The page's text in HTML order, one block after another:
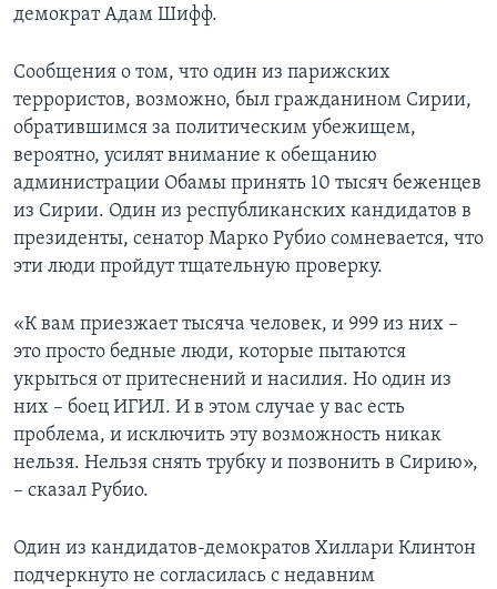
демократ Адам Шифф.
Сообщения о том, что один из парижских
террористов, возможно, был гражданином Сирии,
обратившимся за политическим убежищем,
вероятно, усилят внимание к обещанию
администрации Обамы принять 10 тысяч беженцев
из Сирии. Один из республиканских кандидатов в
президенты, сенатор Марко Рубио сомневается, что
эти люди пройдут тщательную проверку.
«К вам приезжает тысяча человек, и 999 из них –
это просто бедные люди, которые пытаются
укрыться от притеснений и насилия. Но один из
них – боец ИГИЛ. И в этом случае у вас есть
проблема, и исключить эту возможность никак
нельзя. Нельзя снять трубку и позвонить в Сирию»,
– сказал Рубио.
Один из кандидатов-демократов Хиллари Клинтон
подчеркнуто не согласилась с недавним